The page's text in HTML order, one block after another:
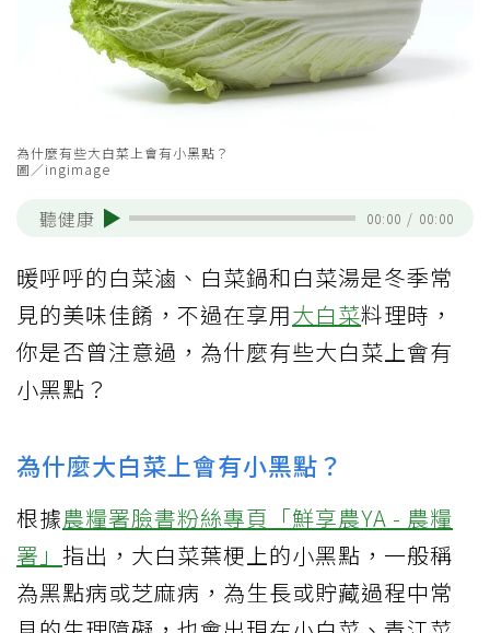
為什麼有些大白菜上會有小黑點？
圖／ingimage
聽健康 00:00 / 00:00
暖呼呼的白菜滷、白菜鍋和白菜湯是冬季常
見的美味佳餚，不過在享用大白菜料理時，
你是否曾注意過，為什麼有些大白菜上會有
小黑點？
為什麼大白菜上會有小黑點？
根據農糧署臉書粉絲專頁「鮮享農YA - 農糧
署」 指出，大白菜葉梗上的小黑點，一般稱
為黑點病或芝麻病，為生長或貯藏過程中常